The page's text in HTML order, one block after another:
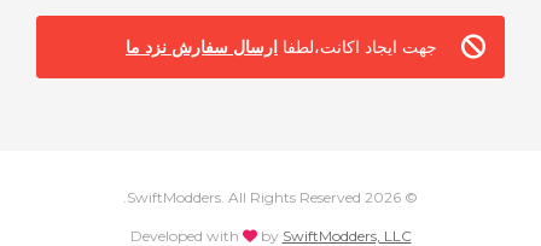
جهت ایجاد اکانت،لطفا ارسال سفارش نزد ما
© 2026 SwiftModders. All Rights Reserved.
Developed withloveby SwiftModders, LLC